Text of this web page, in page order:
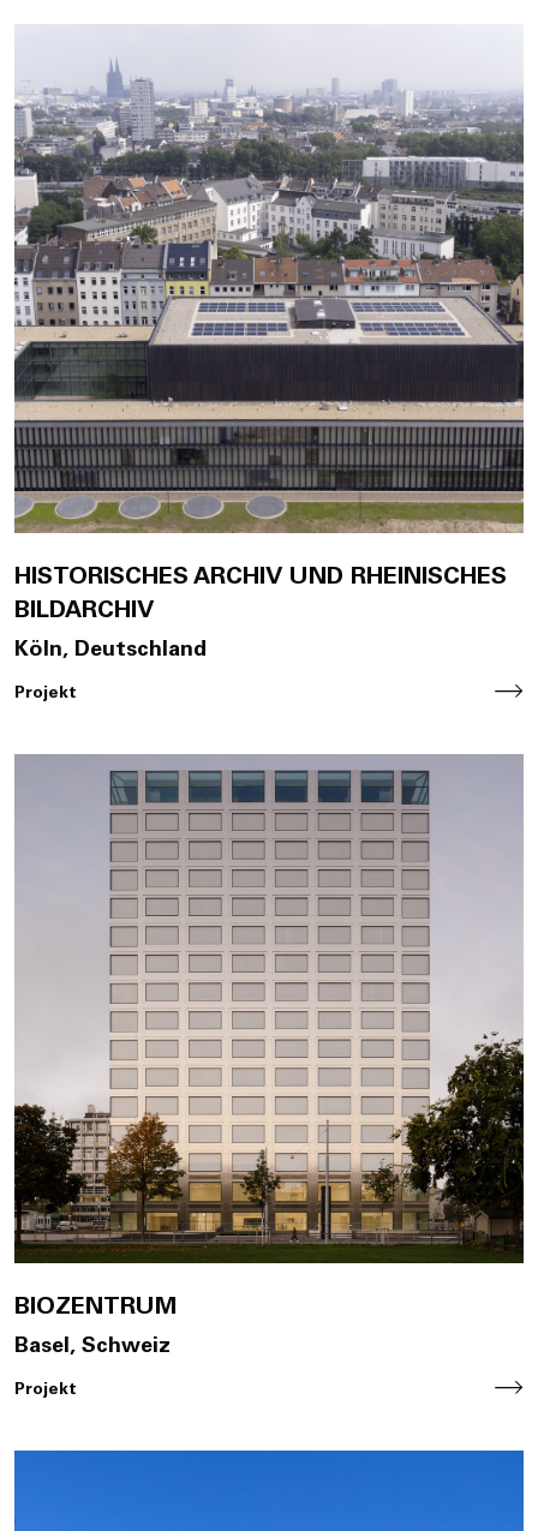
HISTORISCHES ARCHIV UND RHEINISCHES
BILDARCHIV
Köln, Deutschland
Projekt
BIOZENTRUM
Basel, Schweiz
Projekt